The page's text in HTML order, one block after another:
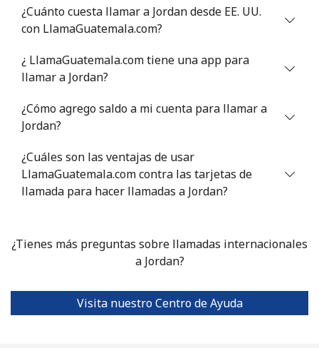
¿Cuánto cuesta llamar a Jordan desde EE. UU.
con LlamaGuatemala.com?
¿ LlamaGuatemala.com tiene una app para
llamar a Jordan?
¿Cómo agrego saldo a mi cuenta para llamar a
Jordan?
¿Cuáles son las ventajas de usar
LlamaGuatemala.com contra las tarjetas de
llamada para hacer llamadas a Jordan?
¿Tienes más preguntas sobre llamadas internacionales
a Jordan?
Visita nuestro Centro de Ayuda